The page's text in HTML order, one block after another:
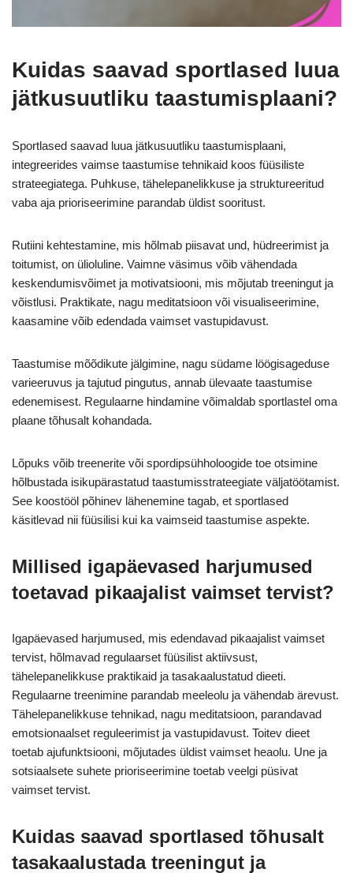
Kuidas saavad sportlased luua
jätkusuutliku taastumisplaani?
Sportlased saavad luua jätkusuutliku taastumisplaani,
integreerides vaimse taastumise tehnikaid koos füüsiliste
strateegiatega. Puhkuse, tähelepanelikkuse ja struktureeritud
vaba aja prioriseerimine parandab üldist sooritust.
Rutiini kehtestamine, mis hõlmab piisavat und, hüdreerimist ja
toitumist, on ülioluline. Vaimne väsimus võib vähendada
keskendumisvõimet ja motivatsiooni, mis mõjutab treeningut ja
võistlusi. Praktikate, nagu meditatsioon või visualiseerimine,
kaasamine võib edendada vaimset vastupidavust.
Taastumise mõõdikute jälgimine, nagu südame löögisageduse
varieeruvus ja tajutud pingutus, annab ülevaate taastumise
edenemisest. Regulaarne hindamine võimaldab sportlastel oma
plaane tõhusalt kohandada.
Lõpuks võib treenerite või spordipsühholoogide toe otsimine
hõlbustada isikupärastatud taastumisstrateegiate väljatöötamist.
See koostööl põhinev lähenemine tagab, et sportlased
käsitlevad nii füüsilisi kui ka vaimseid taastumise aspekte.
Millised igapäevased harjumused
toetavad pikaajalist vaimset tervist?
Igapäevased harjumused, mis edendavad pikaajalist vaimset
tervist, hõlmavad regulaarset füüsilist aktiivsust,
tähelepanelikkuse praktikaid ja tasakaalustatud dieeti.
Regulaarne treenimine parandab meeleolu ja vähendab ärevust.
Tähelepanelikkuse tehnikad, nagu meditatsioon, parandavad
emotsionaalset reguleerimist ja vastupidavust. Toitev dieet
toetab ajufunktsiooni, mõjutades üldist vaimset heaolu. Une ja
sotsiaalsete suhete prioriseerimine toetab veelgi püsivat
vaimset tervist.
Kuidas saavad sportlased tõhusalt
tasakaalustada treeningut ja